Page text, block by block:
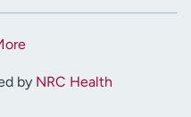
by NRC Health